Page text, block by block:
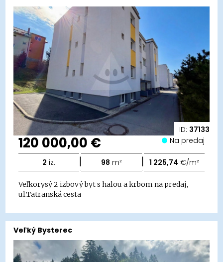
ID: 37133
120 000,00 € Na predaj
2 iz. | 98 m² | 1 225,74 €/m²
Veľkorysý 2 izbový byt s halou a krbom na predaj,
ul.Tatranská cesta
Veľký Bysterec